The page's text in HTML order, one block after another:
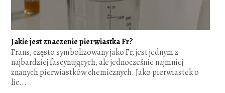
Jakie jest znaczenie pierwiastka Fr?
Frans, często symbolizowany jako Fr, jest jednym z
najbardziej fascynujących, ale jednocześnie najmniej
znanych pierwiastków chemicznych. Jako pierwiastek o
lic...